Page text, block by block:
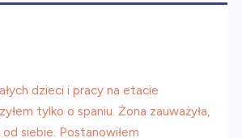
dzieci i pracy na etacie
tylko o spaniu. Żona zauważyła,
siebie. Postanowiłem